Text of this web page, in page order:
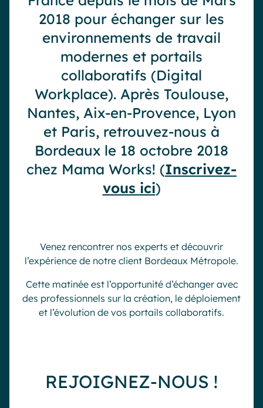
Industrie
IA Digital Workplace augmentée
Hub digital
Toutes nos fonctionnalités
Analytique
Personnalisation & design
IA générative
Sécurité & conformité
Resources
2018 pour échanger sur les
environnements de travail
modernes et portails
collaboratifs (Digital
Workplace). Après Toulouse,
Nantes, Aix-en-Provence, Lyon
et Paris, retrouvez-nous à
Bordeaux le 18 octobre 2018
chez Mama Works! (Inscrivez-
vous ici)
Venez rencontrer nos experts et découvrir
l’expérience de notre client Bordeaux Métropole.
Cette matinée est l’opportunité d’échanger avec
des professionnels sur la création, le déploiement
et l’évolution de vos portails collaboratifs.
REJOIGNEZ-NOUS !